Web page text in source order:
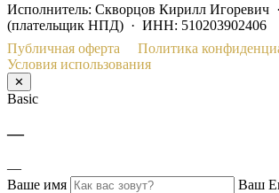
Исполнитель: Скворцов Кирилл Игоревич
(плательщик НПД) · ИНН: 510203902406
Публичная оферта
Политика
Условия использования
✕
Basic
—
—
Ваше имя
Ваш